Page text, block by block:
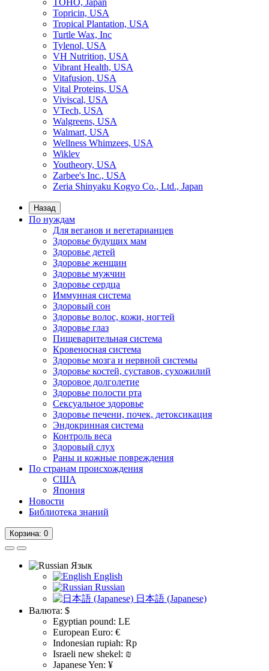
TOHO, Japan
Topricin, USA
Tropical Plantation, USA
Turtle Wax, Inc
Tylenol, USA
VH Nutrition, USA
Vibrant Health, USA
Vitafusion, USA
Vital Proteins, USA
Viviscal, USA
VTech, USA
Walgreens, USA
Walmart, USA
Wellness Whimzees, USA
Wiklev
Youtheory, USA
Zarbee's Inc., USA
Zeria Shinyaku Kogyo Co., Ltd., Japan
Назад
По нуждам
Для веганов и вегетарианцев
Здоровье будущих мам
Здоровье детей
Здоровье женщин
Здоровье мужчин
Здоровье сердца
Иммунная система
Здоровый сон
Здоровье волос, кожи, ногтей
Здоровье глаз
Пищеварительная система
Кровеносная система
Здоровье мозга и нервной системы
Здоровье костей, суставов, сухожилий
Здоровое долголетие
Здоровье полости рта
Сексуальное здоровье
Здоровье печени, почек, детоксикация
Эндокринная система
Контроль веса
Здоровый слух
Раны и кожные повреждения
По странам происхождения
США
Япония
Новости
Библиотека знаний
Корзина: 0
Язык
English
Russian
日本語 (Japanese)
Валюта: $
Egyptian pound: LE
European Euro: €
Indonesian rupiah: Rp
Israeli new shekel: ₪
Japanese Yen: ¥